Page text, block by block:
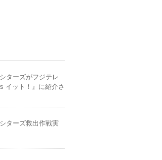
ターズがフジテレ
イット！』に紹介さ
ターズ救出作戦実